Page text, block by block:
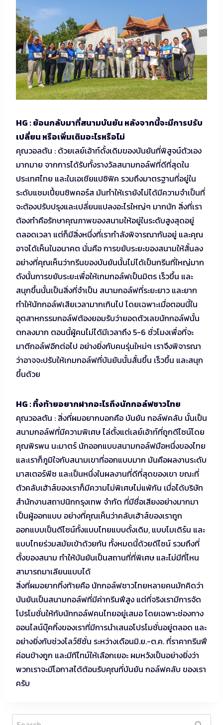
HG : ย้อนกลับมาที่สนามบันยัน หลังจากนี้จะมีการปรับ
เปลี่ยน หรือเพิ่มเติมอะไรหรือไม่
คุณวอลตัน : ด้วยเลย์เอ้าท์ดั้งเดิมของบันยันที่พิสูจน์ตัวเอง
มากมาย จากการได้รับทั้งรางวัลสนามกอล์ฟที่ดีที่สุดใน
ประเทศไทย และในเอเชียแปซิฟิค รวมถึงมาตรฐานที่อยู่ใน
ระดับแชมเปี้ยนชิพคอร์ส มันทำให้เรายังไม่ได้มีความจำเป็นที่
จะต้องปรับปรุงและเปลี่ยนแปลงอะไรใหญ่ๆ มากนัก สิ่งที่เรา
ต้องทำคือรักษาคุณภาพของสนามให้อยู่ในระดับสูงสุดอยู่
ตลอดเวลา แต่ก็มีสิ่งหนึ่งที่เรากำลังพิจารณากันอยู่ และคุณ
อาจได้เห็นในอนาคต นั่นคือ การขยับระยะของสนามให้สั้นลง
อย่างที่คุณเห็นว่ากรีนของบันยันนั้นไม่ได้เป็นกรีนที่ใหญ่มาก
ดังนั้นการขยับระยะเพื่อให้เกมกอล์ฟเป็นมิตร เร็วขึ้น และ
สนุกขึ้นนั้นเป็นสิ่งที่จำเป็น สนามกอล์ฟที่ระยะยาว และยาก
ทำให้นักกอล์ฟเสียเวลามากเกินไป โดยเฉพาะเมื่อตอนนี้ใน
อุตสาหกรรมกอล์ฟต้องยอมรับว่ายอดตัวเลขนักกอล์ฟนั้น
ตกลงมาก ตอนนี้ผู้คนไม่ได้มีเวลาถึง 5-6 ชั่วโมงเพื่อที่จะ
มาตีกอล์ฟอีกต่อไป อย่างยิ่งกับคนรุ่นใหม่ๆ เราจึงพิจารณา
ว่าอาจจะปรับให้เกมกอล์ฟที่บันยันนั้นสั้นขึ้น เร็วขึ้น และสนุก
ขึ้นด้วย
HG : ทิ้งท้ายอยากฝากอะไรถึงนักกอล์ฟชาวไทย
คุณวอลตัน : สิ่งที่ผมอยากบอกคือ บันยัน กอล์ฟคลับ นั้นเป็น
สนามกอล์ฟที่มีความพิเศษ ไล่ตั้งแต่เลย์เอ้าท์ที่ถูกดีไซน์โดย
คุณพิรพน นะมาตร์ นักออกแบบสนามกอล์ฟมือหนึ่งของไทย
และเราก็ภูมิใจกับสนามเขาที่ออกแบบมาก มันคือผลงานระดับ
มาสเตอร์พีซ และเป็นหนึ่งในผลงานที่ดีที่สุดของเขา ขณะที่
ตัวคลับเฮ้าส์ของเราก็มีความไม่พิเศษไม่แพ้กัน เมื่อได้บริษัท
สำนักงานสถาปนิกกรุงเทพ จำกัด ที่มีชื่อเสียงอย่างมากมา
เป็นผู้ออกแบบ อย่างที่คุณเห็นว่าคลับเฮ้าส์ของเราถูก
ออกแบบเป็นดีไซน์ทั้งแบบไทยแบบดั้งเดิม, แบบโมเดิร์น และ
แบบไทยร่วมสมัยเข้าด้วยกัน ทั้งหมดนี้ด้วยดีไซน์ รวมถึงที่
ตั้งของสนาม ทำให้บันยันเป็นสถานที่ที่พิเศษ และไม่มีที่ไหน
สามารถมาเลียนแบบได้
สิ่งที่ผมอยากทิ้งท้ายคือ นักกอล์ฟชาวไทยหลายคนมักคิดว่า
บันยันเป็นสนามกอล์ฟที่มีค่ากรีนฟีสูง แต่ที่จริงเรามีการจัด
โปรโมชั่นให้กับนักกอล์ฟคนไทยอยู่เสมอ โดยเฉพาะช่องทาง
ออนไลน์บุ๊คกิ้งของเราที่มีการนำเสนอโปรโมชั่นอยู่ตลอด และ
อย่างยิ่งกับช่วงโลว์ซีซั่น ระหว่างเดือนมิ.ย.-ต.ค. ที่ราคากรีนฟี
ค่อนข้างถูก และมีทีไทม์ให้เลือกเยอะ ผมหวังเป็นอย่างยิ่งว่า
พวกเราจะมีโอกาสได้ต้อนรับคุณที่บันยัน กอล์ฟคลับ ของเรา
ครับ
Search